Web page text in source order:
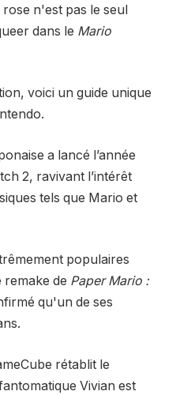
n'est pas le seul
dans le Mario
voici un guide unique
a lancé l’année
2, ravivant l’intérêt
tels que Mario et
populaires
de Paper Mario :
qu'un de ses
rétablit le
Vivian est